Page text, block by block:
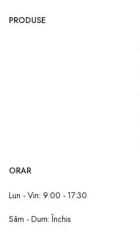
PRODUSE
ORAR
Lun - Vin: 9:00 - 17:30
Sâm - Dum: Închis